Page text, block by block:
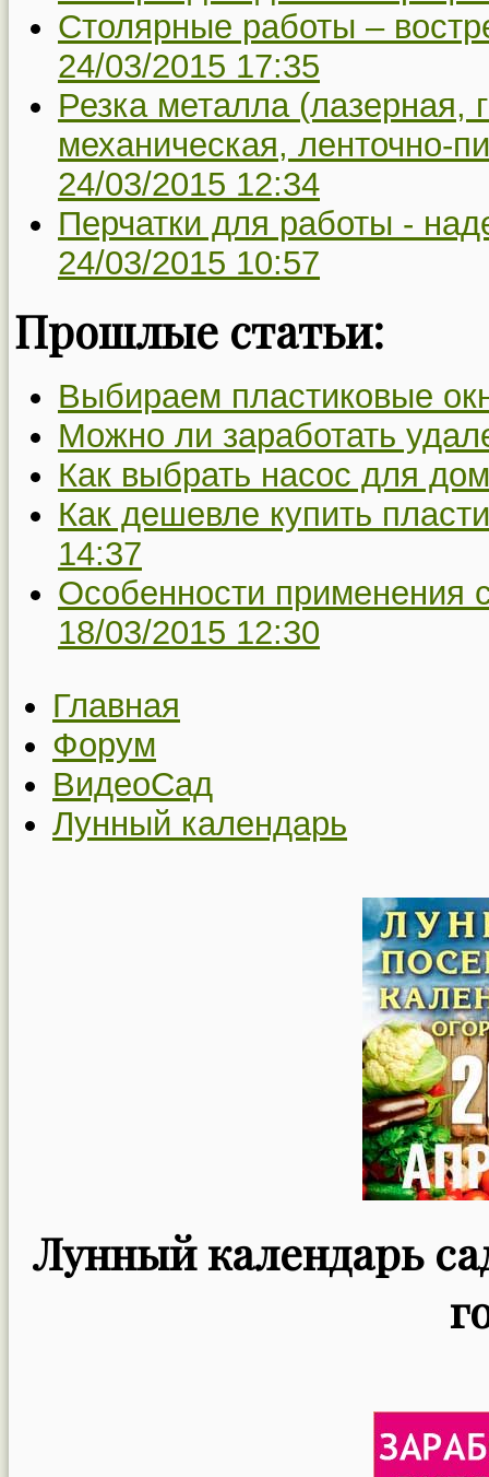
Столярные работы –
24/03/2015 17:35
Резка металла (лазерная,
механическая, ленточно-
24/03/2015 12:34
Перчатки для работы -
24/03/2015 10:57
Прошлые статьи:
Выбираем пластиковые
Можно ли заработать
Как выбрать насос для
Как дешевле купить
14:37
Особенности применения
18/03/2015 12:30
Главная
Форум
ВидеоСад
Лунный календарь
Лунный календарь